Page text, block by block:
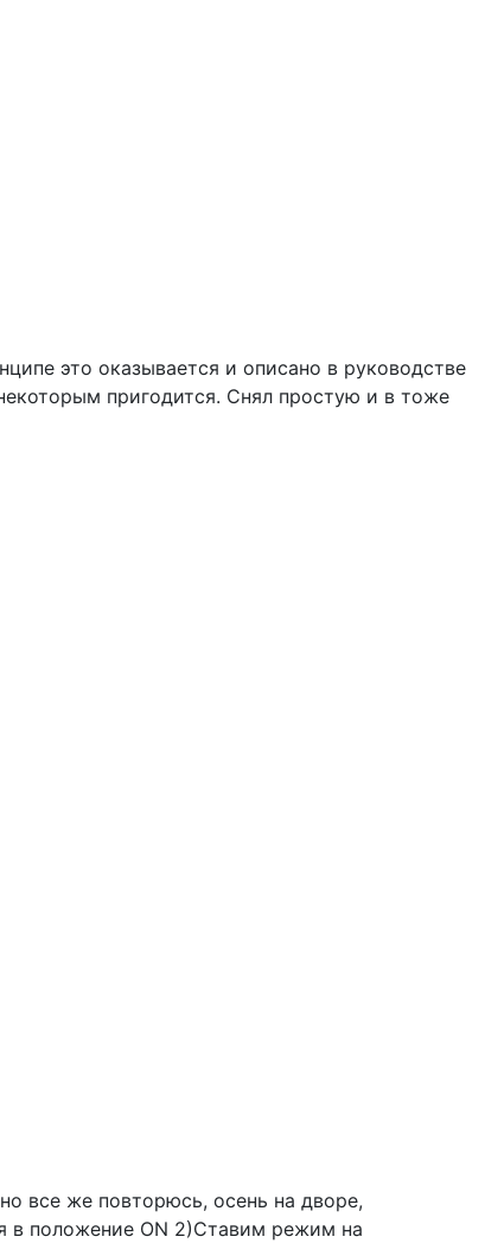
это оказывается и описано в руководстве
пригодится. Снял простую и в тоже
все же повторюсь, осень на дворе,
в положение ON 2)Ставим режим на